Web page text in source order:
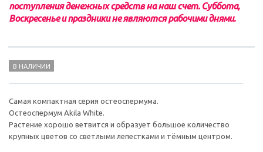
поступления денежных средств на наш счет. Суббота,
Воскресенье и праздники не являются рабочими днями.
В НАЛИЧИИ
Самая компактная серия остеоспермума.
Остеоспермум Akila White.
Растение хорошо ветвится и образует большое количество
крупных цветов со светлыми лепестками и тёмным центром.